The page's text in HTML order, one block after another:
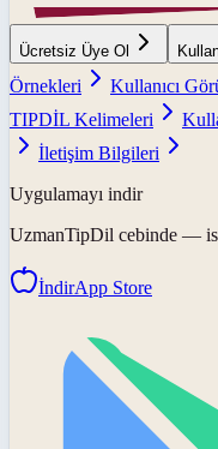
Ücretsiz Üye Ol
Örnekleri
Kullanıcı
TIPDİL Kelimeleri
İletişim Bilgileri
Uygulamayı indir
UzmanTipDil cebinde —
İndirApp Store